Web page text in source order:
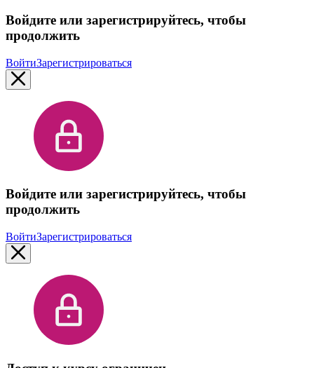
Войдите или зарегистрируйтесь, чтобы
продолжить
ВойтиЗарегистрироваться
Войдите или зарегистрируйтесь, чтобы
продолжить
ВойтиЗарегистрироваться